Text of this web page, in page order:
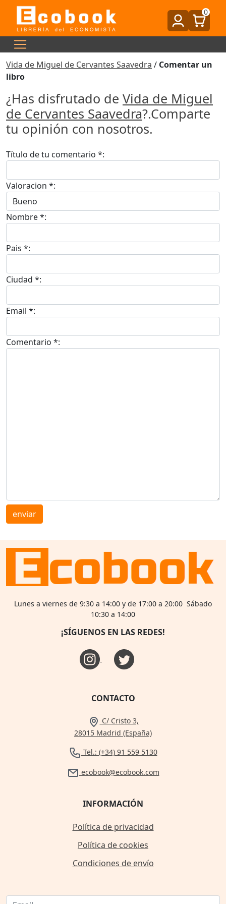
0
Vida de Miguel de Cervantes Saavedra / Comentar un
libro
¿Has disfrutado de Vida de Miguel
de Cervantes Saavedra?.Comparte
tu opinión con nosotros.
Título de tu comentario *:
Valoracion *:
Nombre *:
Pais *:
Ciudad *:
Email *:
Comentario *:
enviar
Lunes a viernes de 9:30 a 14:00 y de 17:00 a 20:00 Sábado
10:30 a 14:00
¡SÍGUENOS EN LAS REDES!
CONTACTO
C/ Cristo 3,
28015 Madrid (España)
Tel.: (+34) 91 559 5130
ecobook@ecobook.com
INFORMACIÓN
Política de privacidad
Política de cookies
Condiciones de envío